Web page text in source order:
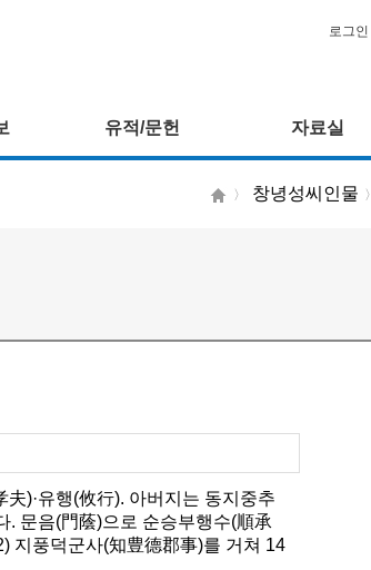
로그인
유적/문헌 자료실
〉 창녕성씨인물 〉
)·유행(攸行). 아버지는 동지중추
. 문음(門蔭)으로 순승부행수(順承
지풍덕군사(知豊德郡事)를 거쳐 14